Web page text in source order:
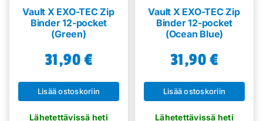
Vault X EXO-TEC Zip
Binder 12-pocket
(Green)
31,90€
Lisää ostoskoriin
Vault X EXO-TEC Zip
Binder 12-pocket
(Ocean Blue)
31,90€
Lisää ostoskoriin